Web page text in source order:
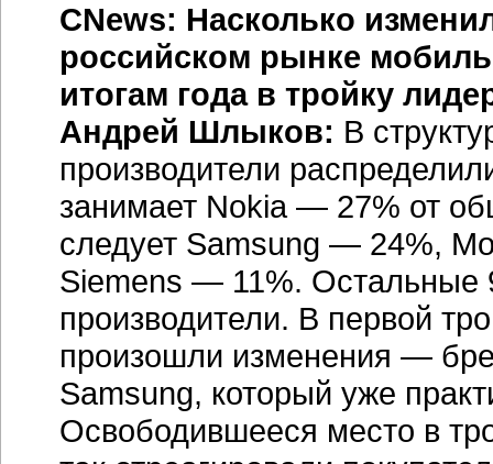
CNews: Насколько
российском рынке
итогам года в тройку
Андрей Шлыков: В
производители
занимает Nokia — 27% от
следует Samsung — 24%,
Siemens — 11%. Остальные
производители. В первой
произошли изменения —
Samsung, который уже
Освободившееся место в